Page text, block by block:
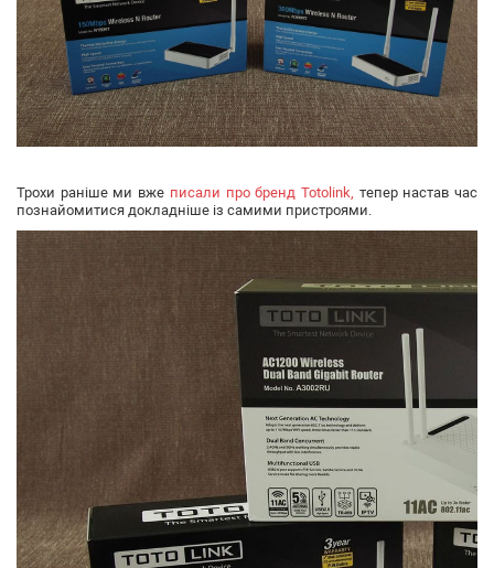
Трохи раніше ми вже писали про бренд Totolink, тепер настав час
познайомитися докладніше із самими пристроями.